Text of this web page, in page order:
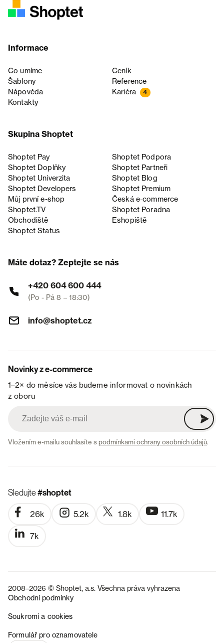
Informace
Co umíme
Ceník
Šablony
Reference
Nápověda
Kariéra 4
Kontakty
Skupina Shoptet
Shoptet Pay
Shoptet Podpora
Shoptet Doplňky
Shoptet Partneři
Shoptet Univerzita
Shoptet Blog
Shoptet Developers
Shoptet Premium
Můj první e-shop
Česká e‑commerce
Shoptet.TV
Shoptet Poradna
Obchodiště
Eshopiště
Shoptet Status
Máte dotaz? Zeptejte se nás
+420 604 600 444
(Po - Pá 8 – 18:30)
info@shoptet.cz
Novinky z e-commerce
1–2× do měsíce vás budeme informovat o novinkách
z oboru
Vložením e-mailu souhlasíte spodmínkami ochrany osobních údajů.
Sledujte#shoptet
26k 5.2k 1.8k 11.7k
7k
2008–2026 © Shoptet, a.s. Všechna práva vyhrazena
Obchodní podmínky
Soukromí a cookies
Formulář pro oznamovatele